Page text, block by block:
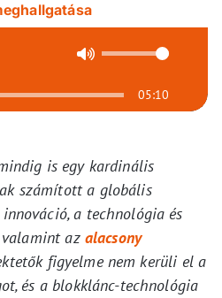
05:10
is egy kardinális
számított a globális
a technológia és
az alacsony
figyelme nem kerüli el a
és a blokklánc-technológia